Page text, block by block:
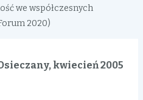
we współczesnych
2020)
kwiecień 2005